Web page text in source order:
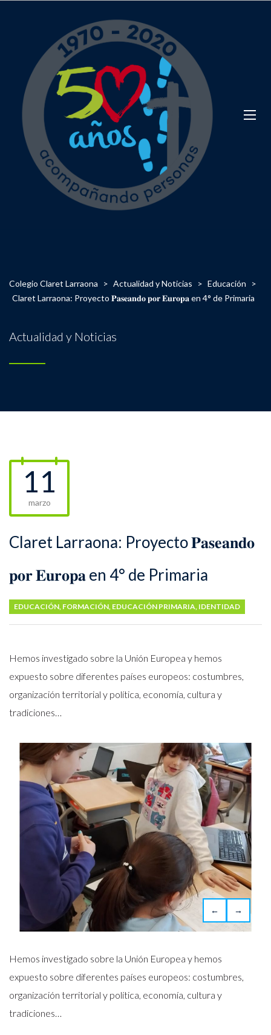
Colegio Claret Larraona > Actualidad y Noticias > Educación
>
Claret Larraona: Proyecto 𝐏𝐚𝐬𝐞𝐚𝐧𝐝𝐨 𝐩𝐨𝐫 𝐄𝐮𝐫𝐨𝐩𝐚 en 4° de Primaria
Actualidad y Noticias
11
marzo
Claret Larraona: Proyecto 𝐏𝐚𝐬𝐞𝐚𝐧𝐝𝐨
𝐩𝐨𝐫 𝐄𝐮𝐫𝐨𝐩𝐚 en 4° de Primaria
EDUCACIÓN, FORMACIÓN, EDUCACIÓN PRIMARIA, IDENTIDAD
Hemos investigado sobre la Unión Europea y hemos
expuesto sobre diferentes países europeos: costumbres,
organización territorial y política, economía, cultura y
tradiciones…
← →
Hemos investigado sobre la Unión Europea y hemos
expuesto sobre diferentes países europeos: costumbres,
organización territorial y política, economía, cultura y
tradiciones…